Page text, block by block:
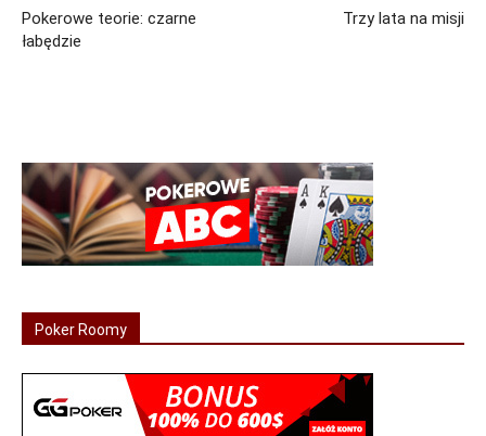
Pokerowe teorie: czarne
łabędzie
Trzy lata na misji
Poker Roomy